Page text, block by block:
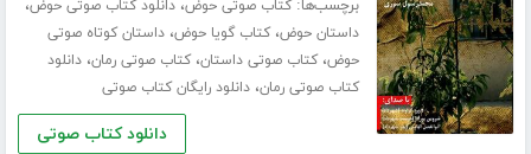
برچسب‌ها:کتاب صوتی حوض،دانلود کتاب صوتی حوض،
داستان حوض،کتاب گویا حوض،داستان کوتاه صوتی
حوض،کتاب صوتی داستان،کتاب صوتی رمان،دانلود
کتاب صوتی رمان،دانلود رایگان کتاب صوتی
دانلود کتاب صوتی